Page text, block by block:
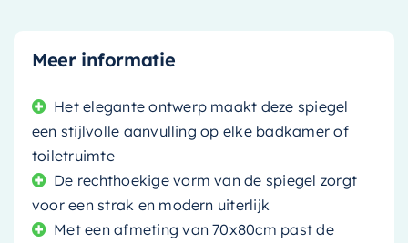
Meer informatie
Het elegante ontwerp maakt deze spiegel
een stijlvolle aanvulling op elke badkamer of
toiletruimte
De rechthoekige vorm van de spiegel zorgt
voor een strak en modern uiterlijk
Met een afmeting van 70x80cm past de